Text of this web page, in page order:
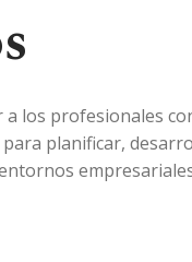
los profesionales
planificar,